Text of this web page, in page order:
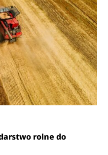
rolne do